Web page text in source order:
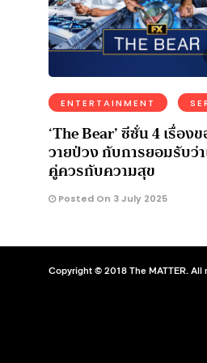
ENTERTAINMENT
‘The Bear’ ซีซั่น 4 เรื่อง
วายป่วง กับการยอมรับว่า
คู่ควรกับความสุข
Posted On 3 July 2025
Copyright © 2018 The MATTER. All